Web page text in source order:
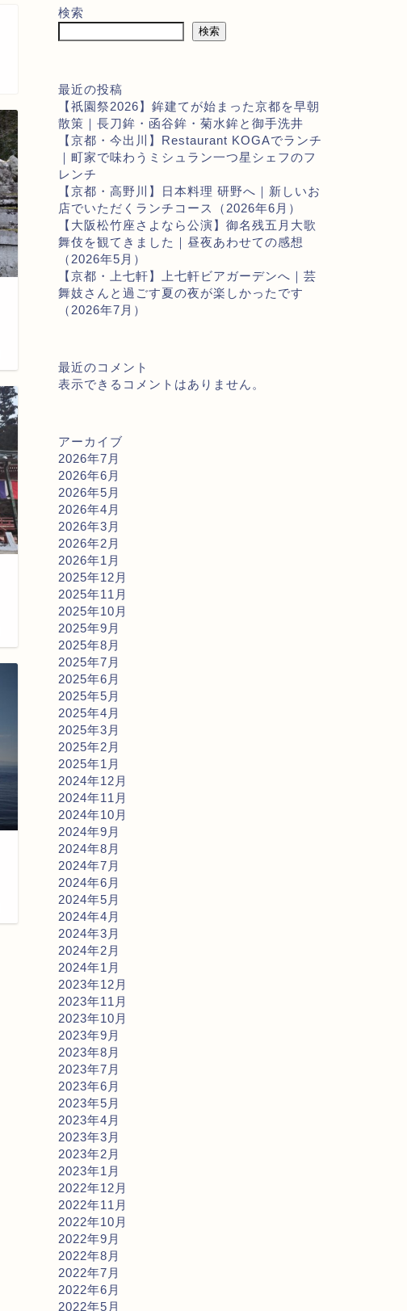
検索
検索
最近の投稿
【祇園祭2026】鉾建てが始まった京都を早朝
散策｜長刀鉾・函谷鉾・菊水鉾と御手洗井
【京都・今出川】Restaurant KOGAでランチ
｜町家で味わうミシュラン一つ星シェフのフ
レンチ
【京都・高野川】日本料理 研野へ｜新しいお
店でいただくランチコース（2026年6月）
【大阪松竹座さよなら公演】御名残五月大歌
舞伎を観てきました｜昼夜あわせての感想
（2026年5月）
【京都・上七軒】上七軒ビアガーデンへ｜芸
舞妓さんと過ごす夏の夜が楽しかったです
（2026年7月）
最近のコメント
表示できるコメントはありません。
アーカイブ
2026年7月
2026年6月
2026年5月
2026年4月
2026年3月
2026年2月
2026年1月
2025年12月
2025年11月
2025年10月
2025年9月
2025年8月
2025年7月
2025年6月
2025年5月
2025年4月
2025年3月
2025年2月
2025年1月
2024年12月
2024年11月
2024年10月
2024年9月
2024年8月
2024年7月
2024年6月
2024年5月
2024年4月
2024年3月
2024年2月
2024年1月
2023年12月
2023年11月
2023年10月
2023年9月
2023年8月
2023年7月
2023年6月
2023年5月
2023年4月
2023年3月
2023年2月
2023年1月
2022年12月
2022年11月
2022年10月
2022年9月
2022年8月
2022年7月
2022年6月
2022年5月